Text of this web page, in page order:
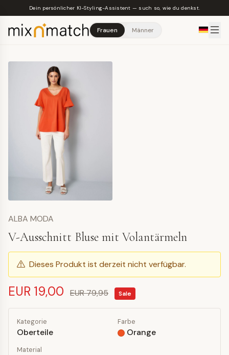
Skip to main content
Dein persönlicher KI-Styling-Assistent — such so, wie du denkst.
Frauen Männer
ALBA MODA
V-Ausschnitt Bluse mit Volantärmeln
Dieses Produkt ist derzeit nicht verfügbar.
EUR 19,00 EUR 79,95 Sale
Kategorie
Oberteile
Farbe
Orange
Material